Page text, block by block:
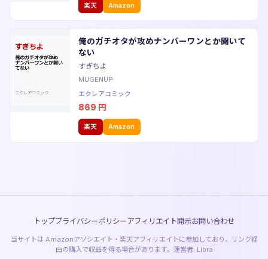
楽天 Amazon
俺のガチオタが攻めナンバーワンとか聞いて
ない
すぎちよ
MUGENUP
エクレアコミック
869 円
楽天 Amazon
トッププライバシーポリシー アフィリエイト開示お問い合わせ
当サイトは Amazonアソシエイト・楽天アフィリエイトに参加しており、リンク経
由の購入で収益を得る場合があります。運営者: Libra